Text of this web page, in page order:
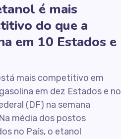
é mais
do que a
em 10 Estados e
mais competitivo em
em dez Estados e no
(DF) na semana
média dos postos
no País, o etanol